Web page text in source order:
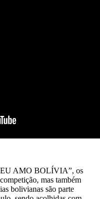
AMO BOLÍVIA”, os
mas também
bolivianas são parte